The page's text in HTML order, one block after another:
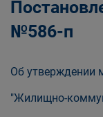
№586-п
Об утверждении
"Жилищно-